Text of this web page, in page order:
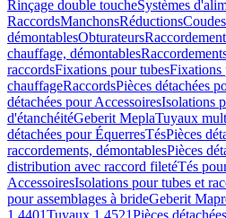
Rinçage double toucheSystèmes
RaccordsManchonsRéductionsCoudes
démontablesObturateurs
chauffage, démontables
raccordsFixations pour tubesFixations
chauffageRaccordsPièces détachées
détachées pour AccessoiresIsolations
d'étanchéitéGeberit MeplaTuyaux
détachées pour ÉquerresTésPièces
raccordements, démontablesPièces
distribution avec raccord filetéTés
AccessoiresIsolations pour tubes et
pour assemblages à brideGeberit
1.4401Tuyaux 1.4521Pièces